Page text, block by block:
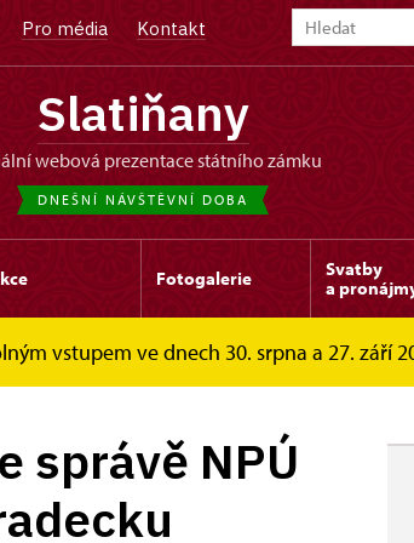
Pro média Kontakt
Slatiňany
webová prezentace státního zámku
DNEŠNÍ NÁVŠTĚVNÍ DOBA
Fotogalerie
Svatby
a
vstupem ve dnech 30. srpna a 27. září
správě NPÚ